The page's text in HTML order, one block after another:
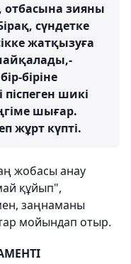
отбасына зияны
сүндетке
жатқызуға
біріне
шикі
шығар.
жұрт күпті.
жобасы анау
құйып",
заңнаманы
мойындап отыр.